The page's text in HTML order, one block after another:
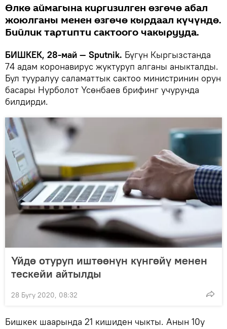
Өлкө аймагына киргизилген өзгөчө абал
жоюлганы менен өзгөчө кырдаал күчүндө.
Бийлик тартипти сактоого чакырууда.
БИШКЕК, 28-май — Sputnik. Бүгүн Кыргызстанда
74 адам коронавирус жуктуруп алганы аныкталды.
Бул тууралуу саламаттык сактоо министринин орун
басары Нурболот Үсөнбаев брифинг учурунда
билдирди.
Үйдө отуруп иштөөнүн күнгөйү менен
тескейи айтылды
28 Бугу 2020, 08:32
Бишкек шаарында 21 кишиден чыкты. Анын 10у